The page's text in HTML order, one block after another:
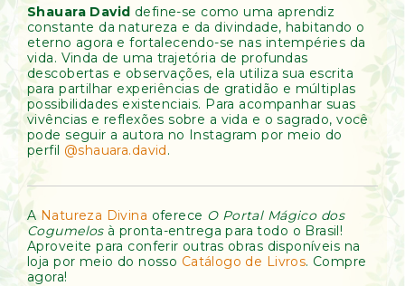
Shauara David define-se como uma aprendiz
constante da natureza e da divindade, habitando o
eterno agora e fortalecendo-se nas intempéries da
vida. Vinda de uma trajetória de profundas
descobertas e observações, ela utiliza sua escrita
para partilhar experiências de gratidão e múltiplas
possibilidades existenciais. Para acompanhar suas
vivências e reflexões sobre a vida e o sagrado, você
pode seguir a autora no Instagram por meio do
perfil @shauara.david.
A Natureza Divina oferece O Portal Mágico dos
Cogumelosà pronta-entrega para todo o Brasil!
Aproveite para conferir outras obras disponíveis na
loja por meio do nosso Catálogo de Livros. Compre
agora!